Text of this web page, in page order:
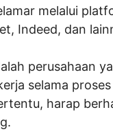
melalui
Indeed, dan
perusahaan
selama
harap